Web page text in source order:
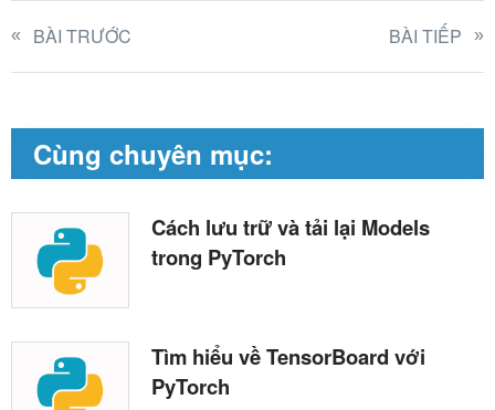
BÀI TRƯỚC BÀI TIẾP
Cùng chuyên mục:
Cách lưu trữ và tải lại Models
trong PyTorch
Tìm hiểu về TensorBoard với
PyTorch